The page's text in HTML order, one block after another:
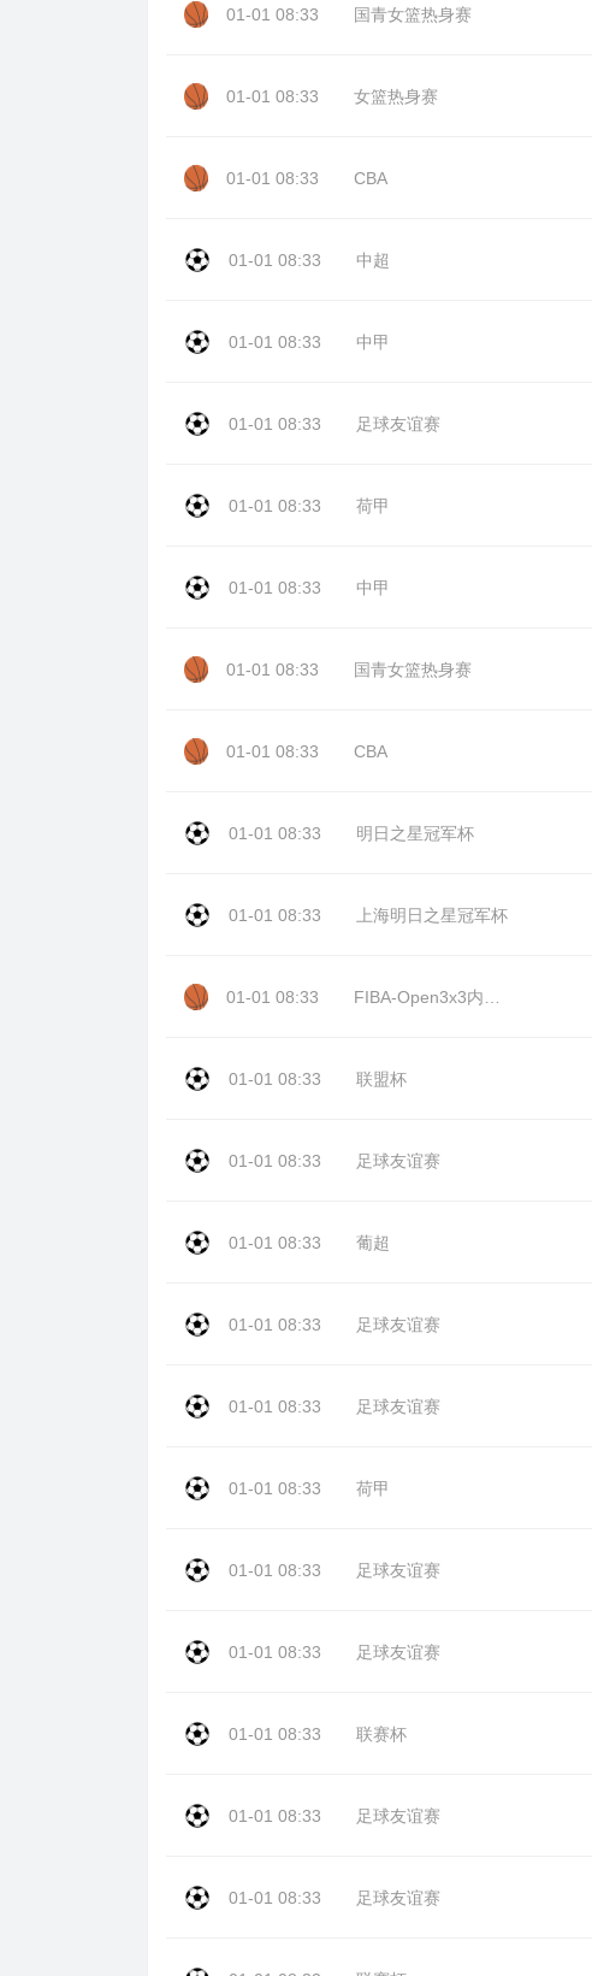
01-01 08:33 国青女篮热身赛
01-01 08:33 女篮热身赛
01-01 08:33 CBA
01-01 08:33 中超
01-01 08:33 中甲
01-01 08:33 足球友谊赛
01-01 08:33 荷甲
01-01 08:33 中甲
01-01 08:33 国青女篮热身赛
01-01 08:33 CBA
01-01 08:33 明日之星冠军杯
01-01 08:33 上海明日之星冠军杯
01-01 08:33
01-01 08:33 联盟杯
01-01 08:33 足球友谊赛
01-01 08:33 葡超
01-01 08:33 足球友谊赛
01-01 08:33 足球友谊赛
01-01 08:33 荷甲
01-01 08:33 足球友谊赛
01-01 08:33 足球友谊赛
01-01 08:33 联赛杯
01-01 08:33 足球友谊赛
01-01 08:33 足球友谊赛